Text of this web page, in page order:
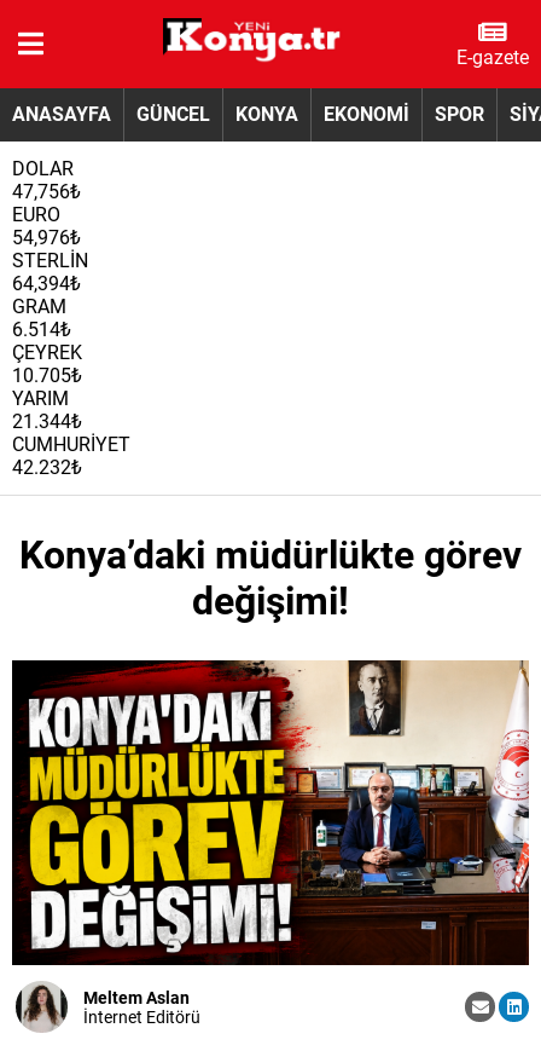
E-gazete
ANASAYFA GÜNCEL KONYA EKONOMİ SPOR
DOLAR
47,756₺
EURO
54,976₺
STERLİN
64,394₺
GRAM
6.514₺
ÇEYREK
10.705₺
YARIM
21.344₺
CUMHURİYET
42.232₺
Konya’daki müdürlükte görev
değişimi!
Meltem Aslan
İnternet Editörü